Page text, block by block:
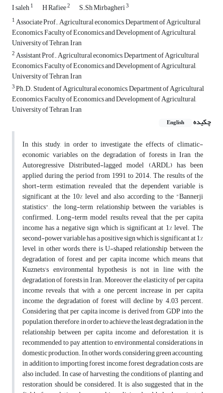
I saleh1 H Rafiee2 S.Sh Mirbagheri3
1Associate Prof., Agricultural economics, Department of Agricultural
Economics, Faculty of Economics and Development of Agricultural,
University of Tehran, Iran
2Assistant Prof., Agricultural economics, Department of Agricultural
Economics, Faculty of Economics and Development of Agricultural,
University of Tehran, Iran
3Ph.D. Student of Agricultural economics, Department of Agricultural
Economics, Faculty of Economics and Development of Agricultural,
University of Tehran, Iran
چکیده
English
In this study, in order to investigate the effects of climatic-
economic variables on the degradation of forests in Iran, the
Autoregressive Distributed-lagged model (ARDL) has been
applied during the period from 1991 to 2014. The results of the
short-term estimation revealed that the dependent variable is
significant at the 10% level and also, according to the "Bannerji
statistics", the long-term relationship between the variables is
confirmed. Long-term model results reveal that the per capita
income has a negative sign which is significant at 1% level. The
second-power variable has a positive sign which is significant at 1%
level, in other words, there is U-shaped relationship between the
degradation of forest and per capita income, which means that
Kuznets's environmental hypothesis is not in line with the
degradation of forests in Iran. Moreover, the elasticity of per capita
income reveals that with a one percent increase in per capita
income, the degradation of forest will decline by 4.03 percent.
Considering that per capita income is derived from GDP into the
population, therefore, in order to achieve the least degradation in the
relationship between per capita income and deforestation, it is
recommended to pay attention to environmental considerations in
domestic production. In other words, considering green accounting,
in addition to importing forest income, forest degradation costs are
also included. In case of harvesting, the conditions of planting and
restoration should be considered. It is also suggested that in the